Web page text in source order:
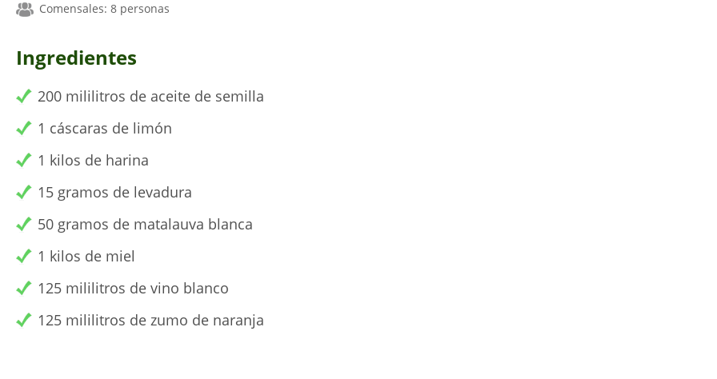
Comensales: 8 personas
Ingredientes
200 mililitros de aceite de semilla
1 cáscaras de limón
1 kilos de harina
15 gramos de levadura
50 gramos de matalauva blanca
1 kilos de miel
125 mililitros de vino blanco
125 mililitros de zumo de naranja